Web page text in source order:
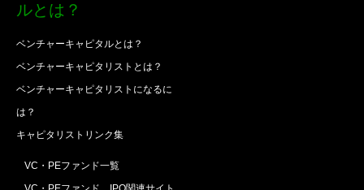
ルとは？
ベンチャーキャピタルとは？
ベンチャーキャピタリストとは？
ベンチャーキャピタリストになるに
は？
キャピタリストリンク集
VC・PEファンド一覧